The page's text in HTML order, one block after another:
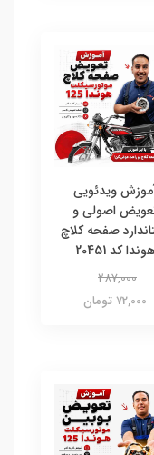
ویدئویی
اصولی و
صفحه کلاچ
هوندا کد 20451
287,000
72,000 تومان